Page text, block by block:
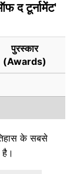
द टूर्नामेंट'
पुरस्कार
(Awards)
के सबसे